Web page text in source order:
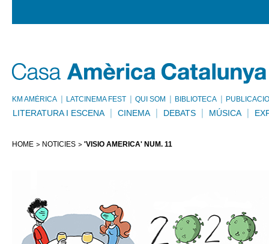
KM AMÈRICA LATCINEMA FEST QUI SOM BIBLIOTECA
LITERATURA I ESCENA CINEMA DEBATS MÚSICA
HOME NOTÍCIES 'VISIÓ AMÈRICA' NÚM. 11